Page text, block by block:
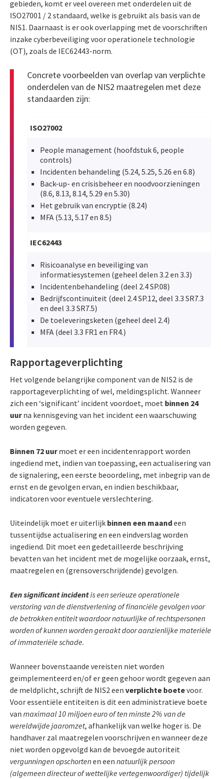
gebieden, komt er veel overeen met onderdelen uit de
ISO27001 / 2 standaard, welke is gebruikt als basis van de
NIS1. Daarnaast is er ook overlapping met de voorschriften
inzake cyberbeveiliging voor operationele technologie
(OT), zoals de IEC62443-norm.
Concrete voorbeelden van overlap van verplichte
onderdelen van de NIS2 maatregelen met deze
standaarden zijn:
ISO27002
People management (hoofdstuk 6, people
controls)
Incidenten behandeling (5.24, 5.25, 5.26 en 6.8)
Back-up- en crisisbeheer en noodvoorzieningen
(8.6, 8.13, 8.14, 5.29 en 5.30)
Het gebruik van encryptie (8.24)
MFA (5.13, 5.17 en 8.5)
IEC62443
Risicoanalyse en beveiliging van
informatiesystemen (geheel delen 3.2 en 3.3)
Incidentenbehandeling (deel 2.4 SP.08)
Bedrijfscontinuïteit (deel 2.4 SP.12, deel 3.3 SR7.3
en deel 3.3 SR7.5)
De toeleveringsketen (geheel deel 2.4)
MFA (deel 3.3 FR1 en FR4.)
Rapportageverplichting
Het volgende belangrijke component van de NIS2 is de
rapportageverplichting of wel, meldingsplicht. Wanneer
zich een ‘significant’ incident voordoet, moet binnen 24
uurna kennisgeving van het incident een waarschuwing
worden gegeven.
Binnen 72 uurmoet er een incidentenrapport worden
ingediend met, indien van toepassing, een actualisering van
de signalering, een eerste beoordeling, met inbegrip van de
ernst en de gevolgen ervan, en indien beschikbaar,
indicatoren voor eventuele verslechtering.
Uiteindelijk moet er uiterlijk binnen een maandeen
tussentijdse actualisering en een eindverslag worden
ingediend. Dit moet een gedetailleerde beschrijving
bevatten van het incident met de mogelijke oorzaak, ernst,
maatregelen en (grensoverschrijdende) gevolgen.
Een significant incidentis een serieuze operationele
verstoring van de dienstverlening of financiële gevolgen voor
de betrokken entiteit waardoor natuurlijke of rechtspersonen
worden of kunnen worden geraakt door aanzienlijke materiële
of immateriële schade.
Wanneer bovenstaande vereisten niet worden
geïmplementeerd en/of er geen gehoor wordt gegeven aan
de meldplicht, schrijft de NIS2 een verplichte boetevoor.
Voor essentiële entiteiten is dit een administratieve boete
van maximaal 10 miljoen euro of ten minste 2% van de
wereldwijde jaaromzet, afhankelijk van welke hoger is. De
handhaver zal maatregelen voorschrijven en wanneer deze
niet worden opgevolgd kan de bevoegde autoriteit
vergunningen opschortenen een natuurlijk persoon
(algemeen directeur of wettelijke vertegenwoordiger) tijdelijk